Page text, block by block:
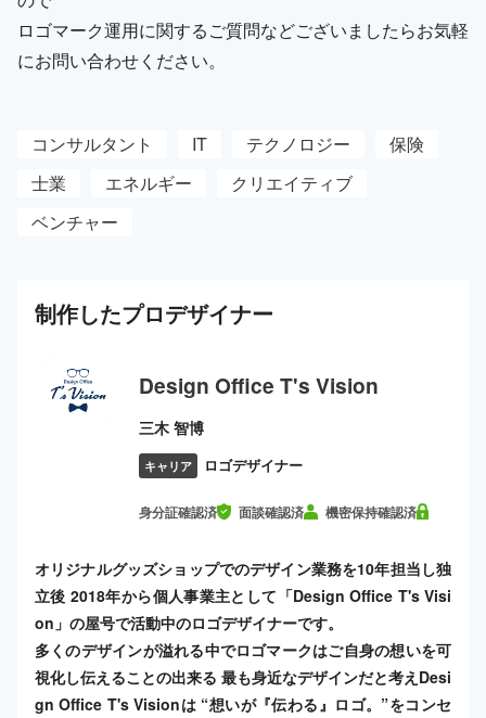
ロゴマーク運用に関するご質問などございましたらお気軽
にお問い合わせください。
コンサルタント IT テクノロジー
保険
士業
エネルギー
クリエイティブ
ベンチャー
制作したプロデザイナー
Design Office T's Vision
三木 智博
キャリア ロゴデザイナー
身分証確認済 面談確認済 機密保持確認済
オリジナルグッズショップでのデザイン業務を10年担当し独
立後 2018年から個人事業主として「Design Office T's Visi
on」の屋号で活動中のロゴデザイナーです。
多くのデザインが溢れる中でロゴマークはご自身の想いを可
視化し伝えることの出来る 最も身近なデザインだと考えDesi
gn Office T's Visionは “想いが『伝わる』ロゴ。”​ をコンセ